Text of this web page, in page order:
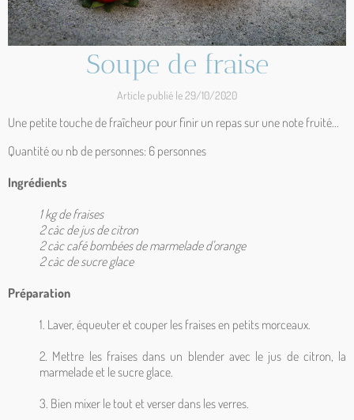
Soupe de fraise
Article publié le 29/10/2020
Une petite touche de fraîcheur pour finir un repas sur une note fruité...
Quantité ou nb de personnes: 6 personnes
Ingrédients
1 kg de fraises
2 càc de jus de citron
2 càc café bombées de marmelade d'orange
2 càc de sucre glace
Préparation
1. Laver, équeuter et couper les fraises en petits morceaux.
2. Mettre les fraises dans un blender avec le jus de citron, la
marmelade et le sucre glace.
3. Bien mixer le tout et verser dans les verres.